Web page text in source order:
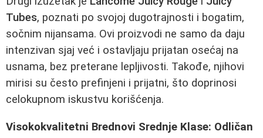
Tubes, poznati po svojoj dugotrajnosti i bogatim,
sočnim nijansama. Ovi proizvodi ne samo da daju
intenzivan sjaj već i ostavljaju prijatan osećaj na
usnama, bez preterane lepljivosti. Takođe, njihovi
mirisi su često prefinjeni i prijatni, što doprinosi
celokupnom iskustvu korišćenja.
Visokokvalitetni Brednovi Srednje Klase: Odličan